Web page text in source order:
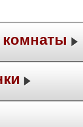
комнаты